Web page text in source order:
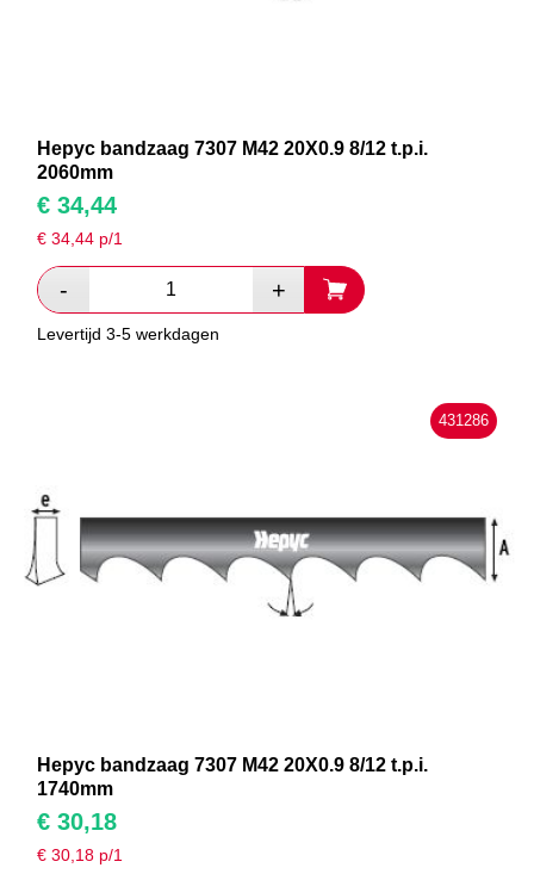
Hepyc bandzaag 7307 M42 20X0.9 8/12 t.p.i.
2060mm
€ 34,44
€34,44 p/1
Levertijd 3-5 werkdagen
431286
Hepyc bandzaag 7307 M42 20X0.9 8/12 t.p.i.
1740mm
€ 30,18
€30,18 p/1